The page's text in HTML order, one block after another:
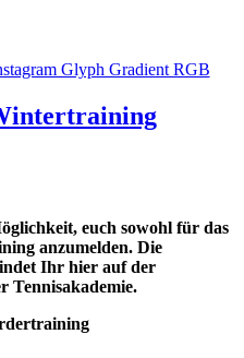
euch sowohl für das
anzumelden. Die
Ihr hier auf der
Tennisakademie.